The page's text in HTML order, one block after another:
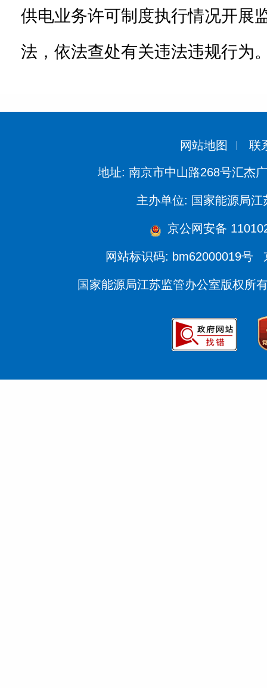
供电业务许可制度执行情况开展
法，依法查处有关违法违规行为
网站地图 联
地址: 南京市中山路268号汇杰
主办单位: 国家能源局江
京公网安备
网站标识码: bm62000019号
国家能源局江苏监管办公室版权所